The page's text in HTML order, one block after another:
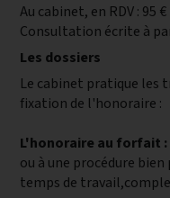
Au cabinet, en RDV : 95 €
Consultation écrite à
Les dossiers
Le cabinet pratique les
fixation de l'honoraire :
L'honoraire au forfait :
ou à une procédure
temps de